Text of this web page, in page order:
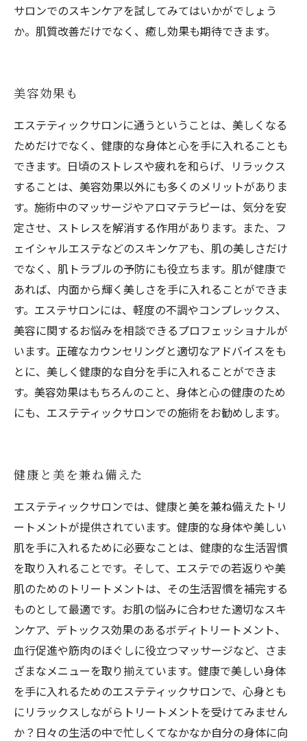
サロンでのスキンケアを試してみてはいかがでしょう
か。肌質改善だけでなく、癒し効果も期待できます。
美容効果も
エステティックサロンに通うということは、美しくなる
ためだけでなく、健康的な身体と心を手に入れることも
できます。日頃のストレスや疲れを和らげ、リラックス
することは、美容効果以外にも多くのメリットがありま
す。施術中のマッサージやアロマテラピーは、気分を安
定させ、ストレスを解消する作用があります。また、フ
ェイシャルエステなどのスキンケアも、肌の美しさだけ
でなく、肌トラブルの予防にも役立ちます。肌が健康で
あれば、内面から輝く美しさを手に入れることができま
す。エステサロンには、軽度の不調やコンプレックス、
美容に関するお悩みを相談できるプロフェッショナルが
います。正確なカウンセリングと適切なアドバイスをも
とに、美しく健康的な自分を手に入れることができま
す。美容効果はもちろんのこと、身体と心の健康のため
にも、エステティックサロンでの施術をお勧めします。
健康と美を兼ね備えた
エステティックサロンでは、健康と美を兼ね備えたトリ
ートメントが提供されています。健康的な身体や美しい
肌を手に入れるために必要なことは、健康的な生活習慣
を取り入れることです。そして、エステでの若返りや美
肌のためのトリートメントは、その生活習慣を補完する
ものとして最適です。お肌の悩みに合わせた適切なスキ
ンケア、デトックス効果のあるボディトリートメント、
血行促進や筋肉のほぐしに役立つマッサージなど、さま
ざまなメニューを取り揃えています。健康で美しい身体
を手に入れるためのエステティックサロンで、心身とも
にリラックスしながらトリートメントを受けてみません
か？日々の生活の中で忙しくてなかなか自分の身体に向